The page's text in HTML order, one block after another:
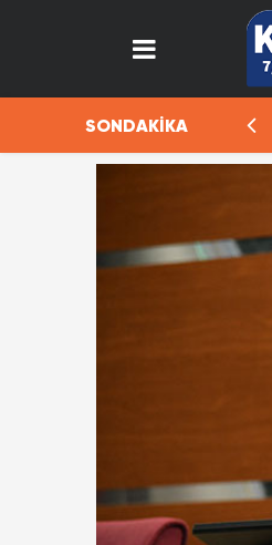
SONDAKİKA